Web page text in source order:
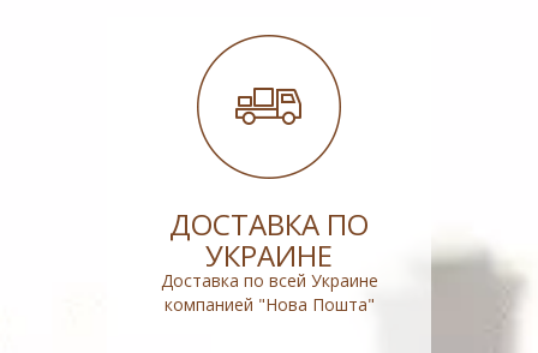
ДОСТАВКА ПО
УКРАИНЕ
Доставка по всей Украине
компанией "Нова Пошта"